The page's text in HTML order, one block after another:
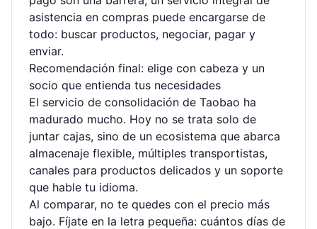
asistencia en compras puede encargarse de
todo: buscar productos, negociar, pagar y
enviar.
Recomendación final: elige con cabeza y un
socio que entienda tus necesidades
El servicio de consolidación de Taobao ha
madurado mucho. Hoy no se trata solo de
juntar cajas, sino de un ecosistema que abarca
almacenaje flexible, múltiples transportistas,
canales para productos delicados y un soporte
que hable tu idioma.
Al comparar, no te quedes con el precio más
bajo. Fíjate en la letra pequeña: cuántos días de